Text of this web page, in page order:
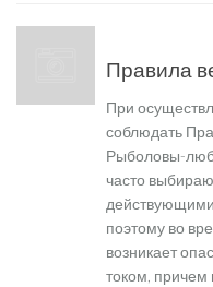
Правила
При
соблюдать
Рыболовы-
часто
поэтому во
возникает
током, причем